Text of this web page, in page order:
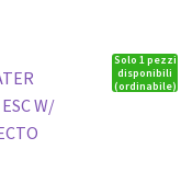
Solo 1 pezzi
disponibili
(ordinabile)